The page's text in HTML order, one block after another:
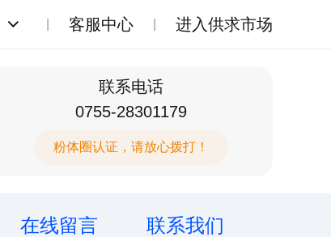
客服中心 进入供求市场
联系电话
0755-28301179
粉体圈认证，请放心拨打！
在线留言 联系我们